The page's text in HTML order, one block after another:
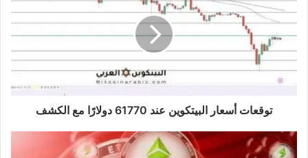
البيتكوين
عند
61770
دولارًا
الكشف
توقعات أسعار البيتكوين عند 61770 دولارًا مع الكشف
عملة
etc